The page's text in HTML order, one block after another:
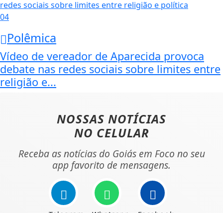
04
Polêmica
Vídeo de vereador de Aparecida provoca
debate nas redes sociais sobre limites entre
religião e...
NOSSAS NOTÍCIAS
NO CELULAR
Receba as notícias do Goiás em Foco no seu
app favorito de mensagens.